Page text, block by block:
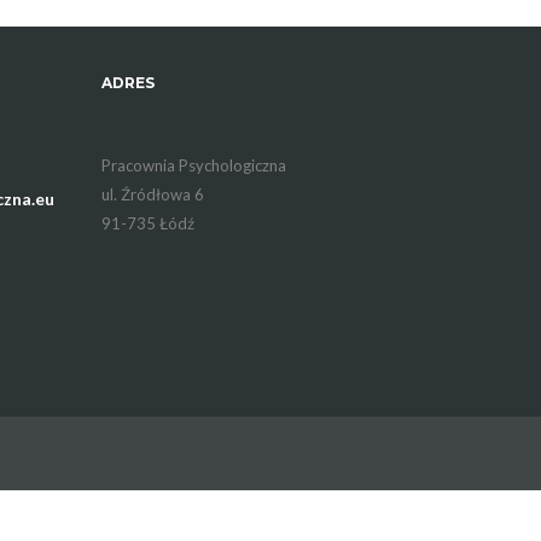
ADRES
Pracownia Psychologiczna
ul. Źródłowa 6
91-735 Łódź